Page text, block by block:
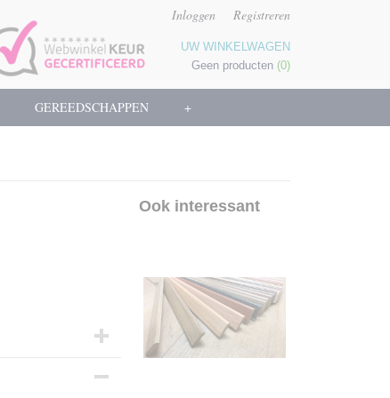
Inloggen Registreren
UW WINKELWAGEN
Geen producten (0)
GEREEDSCHAPPEN +
Ook interessant